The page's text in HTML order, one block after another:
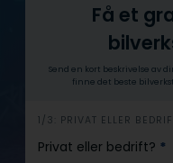
Få et
Send en kort beskrivelse av
finne det beste
h
e
1/3: PRIVAT ELLER
Privat eller bedrift? *